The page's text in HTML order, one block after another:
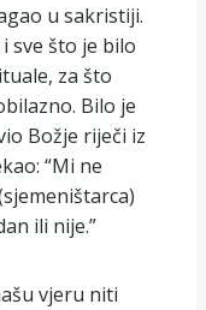
u sakristiji.
sve što je bilo
za što
Bilo je
Božje riječi iz
“Mi ne
ili nije.”
vjeru niti